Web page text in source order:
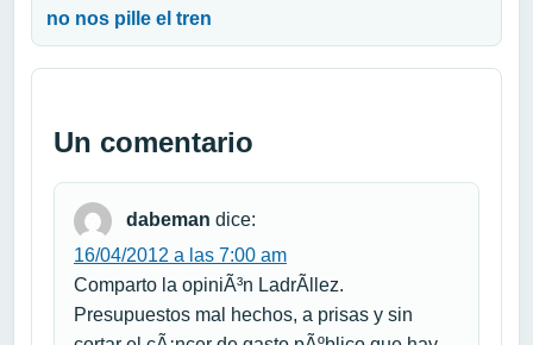
no nos pille el tren
Un comentario
dabeman dice:
16/04/2012 a las 7:00 am
Comparto la opiniÃ³n LadrÃ­llez.
Presupuestos mal hechos, a prisas y sin